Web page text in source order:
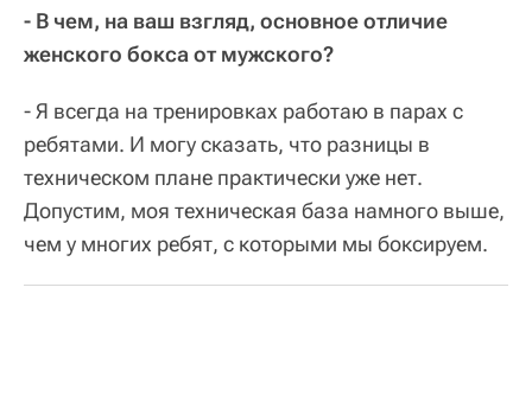
- В чем, на ваш взгляд, основное отличие
женского бокса от мужского?
- Я всегда на тренировках работаю в парах с
ребятами. И могу сказать, что разницы в
техническом плане практически уже нет.
Допустим, моя техническая база намного выше,
чем у многих ребят, с которыми мы боксируем.